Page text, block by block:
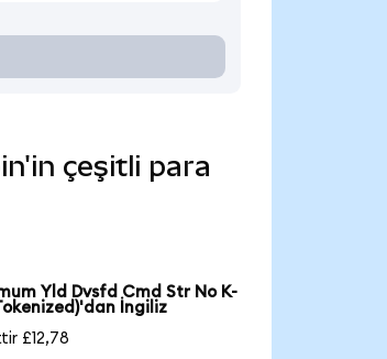
çeşitli para
Yld Dvsfd Cmd Str No K-
İngiliz
£12,78